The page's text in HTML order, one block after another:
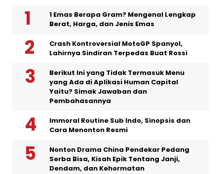
1 Emas Berapa Gram? Mengenal Lengkap
Berat, Harga, dan Jenis Emas
Crash Kontroversial MotoGP Spanyol,
Lahirnya Sindiran Terpedas Buat Rossi
Berikut Ini yang Tidak Termasuk Menu
yang Ada di Aplikasi Human Capital
Yaitu? Simak Jawaban dan
Pembahasannya
Immoral Routine Sub Indo, Sinopsis dan
Cara Menonton Resmi
Nonton Drama China Pendekar Pedang
Serba Bisa, Kisah Epik Tentang Janji,
Dendam, dan Kehormatan